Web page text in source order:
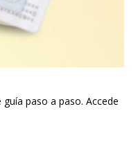
guía paso a paso. Accede